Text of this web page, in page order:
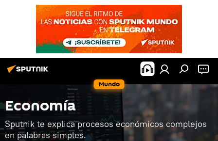
Mundo
Economía
Sputnik te explica procesos económicos complejos
en palabras simples.